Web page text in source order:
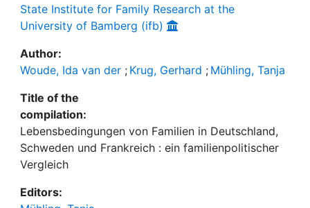
State Institute for Family Research at the
University of Bamberg (ifb)
Author:
Woude, Ida van der ; Krug, Gerhard ; Mühling, Tanja
Title of the
compilation:
Lebensbedingungen von Familien in Deutschland,
Schweden und Frankreich : ein familienpolitischer
Vergleich
Editors: